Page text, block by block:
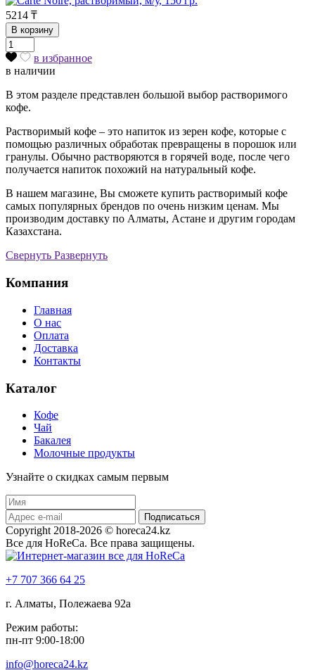
5214 ₸
В корзину
в избранное
в наличии
В этом разделе представлен большой выбор растворимого
кофе.
Растворимый кофе – это напиток из зерен кофе, которые с
помощью различных обработак превращены в порошок или
гранулы. Обычно растворяются в горячей воде, после чего
получается напиток похожий на натуральный кофе.
В нашем магазине, Вы сможете купить растворимый кофе
самых популярных брендов по очень низким ценам. Мы
производим доставку по Алматы, Астане и другим городам
Казахстана.
Cвернуть Развернуть
Компания
Главная
О нас
Оплата
Доставка
Контакты
Каталог
Кофе
Чай
Бакалея
Молочные продукты
Узнайте о скидках самым первым
Подписаться
Copyright 2018-2026 © horeca24.kz
Все для HoReCa. Все права защищены.
+7 707 366 64 25
г. Алматы, Полежаева 92а
Режим работы:
пн-пт 9:00-18:00
info@horeca24.kz